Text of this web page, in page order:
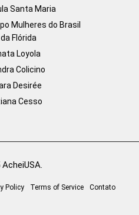
Santa Maria
Mulheres do Brasil
Flórida
Loyola
Colicino
Desirée
Cesso
Policy Terms of Service Contato